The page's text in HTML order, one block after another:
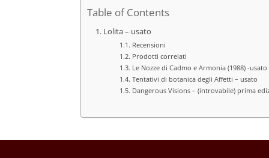
Table of Contents
Lolita – usato
Recensioni
Prodotti correlati
Le Nozze di Cadmo e Armonia (1988) -usato
Tentativi di botanica degli Affetti – usato
Dangerous Visions – (introvabile) prima